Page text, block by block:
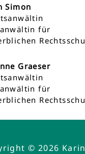
Simon
für
Graeser
für
© 2026